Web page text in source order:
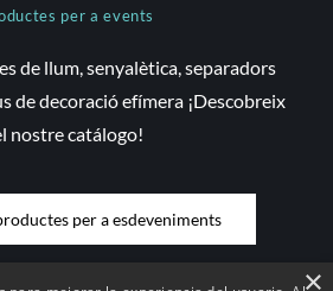
per a events
de llum, senyalètica, separadors
de decoració efímera ¡Descobreix
nostre catálogo!
per a esdeveniments
×